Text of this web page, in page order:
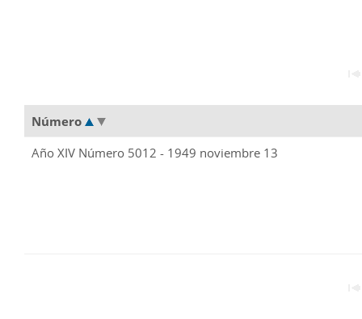
Número
Año XIV Número 5012 - 1949 noviembre 13